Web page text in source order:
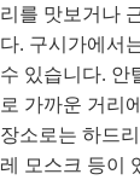
리를 맛보거나
다. 구시가에서
수 있습니다. 안
로 가까운 거리
장소로는 하드
레 모스크 등이